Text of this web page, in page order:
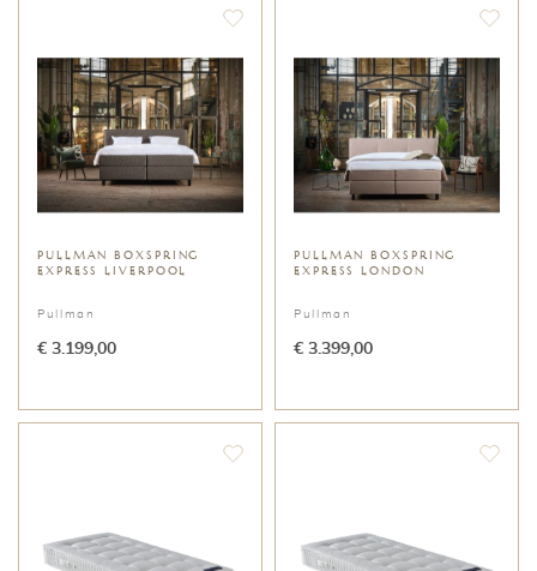
PULLMAN BOXSPRING
EXPRESS LIVERPOOL
Pullman
€ 3.199,00
PULLMAN BOXSPRING
EXPRESS LONDON
Pullman
€ 3.399,00